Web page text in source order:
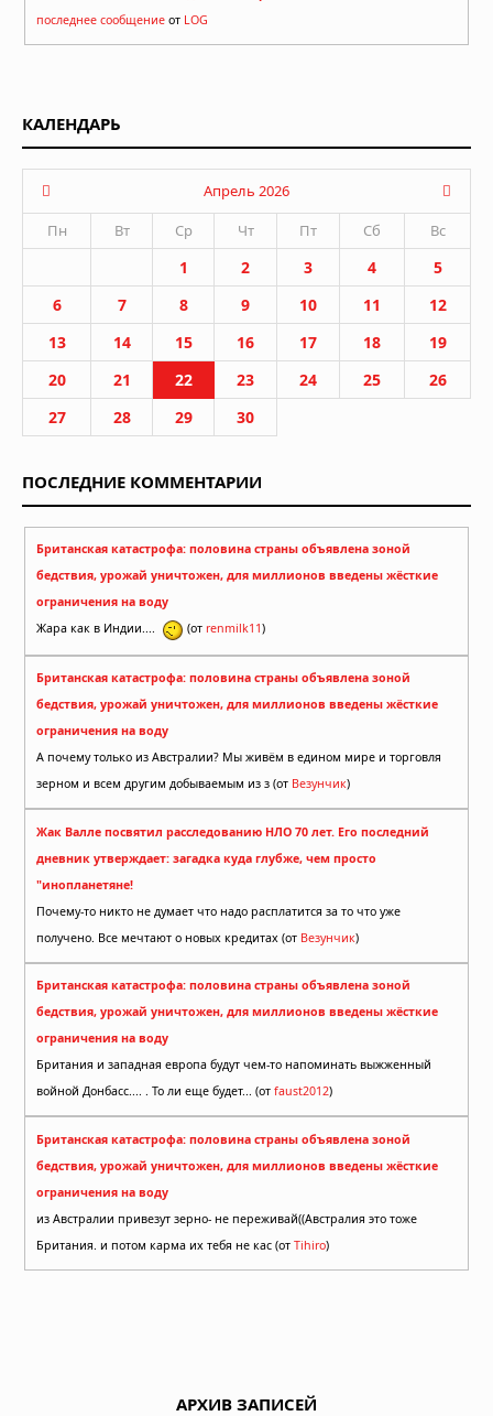
последнее сообщение от LOG
КАЛЕНДАРЬ
Апрель 2026
Пн
Вт Ср Чт Пт Сб Вс
1 2 3 4
5
6
7 8 9 10 11
12
13
14 15 16 17 18
19
20
21 22 23 24 25
26
27
28 29 30
ПОСЛЕДНИЕ КОММЕНТАРИИ
Британская катастрофа: половина страны объявлена зоной
бедствия, урожай уничтожен, для миллионов введены жёсткие
ограничения на воду
Жара как в Индии....
(от renmilk11)
Британская катастрофа: половина страны объявлена зоной
бедствия, урожай уничтожен, для миллионов введены жёсткие
ограничения на воду
А почему только из Австралии? Мы живём в едином мире и торговля
зерном и всем другим добываемым из з (от Везунчик)
Жак Валле посвятил расследованию НЛО 70 лет. Его последний
дневник утверждает: загадка куда глубже, чем просто
"инопланетяне!
Почему-то никто не думает что надо расплатится за то что уже
получено. Все мечтают о новых кредитах (от Везунчик)
Британская катастрофа: половина страны объявлена зоной
бедствия, урожай уничтожен, для миллионов введены жёсткие
ограничения на воду
Британия и западная европа будут чем-то напоминать выжженный
войной Донбасс.... . То ли еще будет... (от faust2012)
Британская катастрофа: половина страны объявлена зоной
бедствия, урожай уничтожен, для миллионов введены жёсткие
ограничения на воду
из Австралии привезут зерно- не переживай((Австралия это тоже
Британия. и потом карма их тебя не кас (от Tihiro)
АРХИВ ЗАПИСЕЙ